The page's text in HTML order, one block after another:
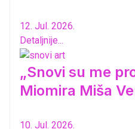
12. Jul. 2026.
Detaljnije...
„Snovi su me
Miomira Miša
10. Jul. 2026.